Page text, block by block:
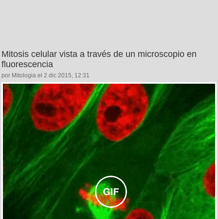
Mitosis celular vista a través de un microscopio en
fluorescencia
por Mitologia el 2 dic 2015, 12:31